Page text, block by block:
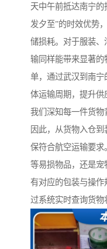
天中午前抵达南宁的
发夕至”的时效优势
储损耗。对于服装
输同样能带来显著
单，通过武汉到南
体运输周期，提升供
我们深知每一件货物
因此，从货物入仓
保符合航空运输要求
等易损物品，还是
有对应的包装与操
过系统实时查询货物